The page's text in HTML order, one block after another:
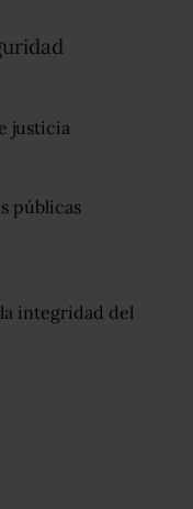
justicia
públicas
la integridad del